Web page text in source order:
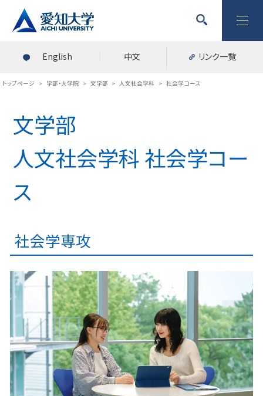
English 中文 リンク一覧
トップページ > 学部・大学院 > 文学部 > 人文社会学科 > 社会学コース
文学部
人文社会学科 社会学コー
ス
社会学専攻